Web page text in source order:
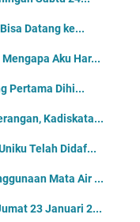
Datang ke...
Aku Har...
Pertama Dihi...
Kadiskata...
Telah Didaf...
Mata Air ...
23 Januari 2...